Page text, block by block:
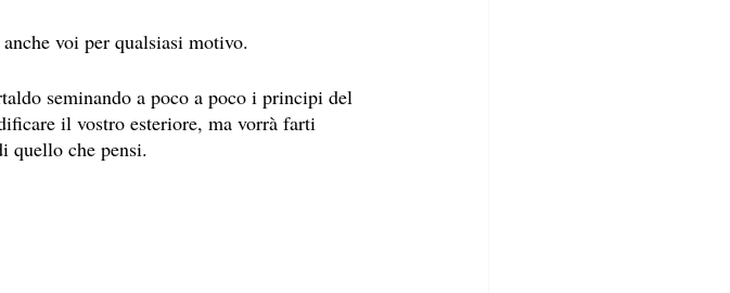
voi per qualsiasi motivo.
seminando a poco a poco i principi del
il vostro esteriore, ma vorrà farti
quello che pensi.